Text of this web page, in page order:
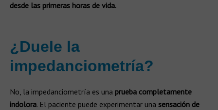
desde las primeras horas de vida.
¿Duele la
impedanciometría?
No, la impedanciometría es una prueba completamente
indolora. El paciente puede experimentar una sensación de